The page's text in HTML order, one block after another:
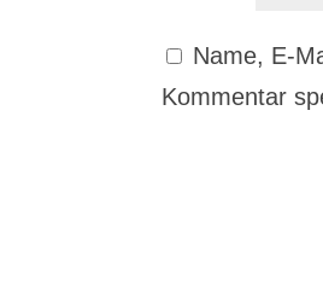
Name, E-
Kommentar